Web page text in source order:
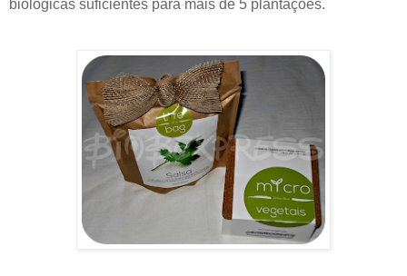
biológicas suficientes para mais de 5 plantações.